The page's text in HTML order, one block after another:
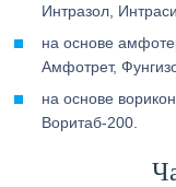
Интразол,
на основе
Амфотрет,
на основе
Воритаб-200.